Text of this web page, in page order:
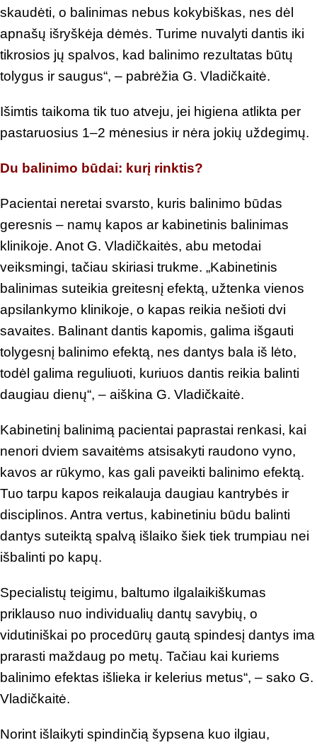
skaudėti, o balinimas nebus kokybiškas, nes dėl
apnašų išryškėja dėmės. Turime nuvalyti dantis iki
tikrosios jų spalvos, kad balinimo rezultatas būtų
tolygus ir saugus“, – pabrėžia G. Vladičkaitė.
Išimtis taikoma tik tuo atveju, jei higiena atlikta per
pastaruosius 1–2 mėnesius ir nėra jokių uždegimų.
Du balinimo būdai: kurį rinktis?
Pacientai neretai svarsto, kuris balinimo būdas
geresnis – namų kapos ar kabinetinis balinimas
klinikoje. Anot G. Vladičkaitės, abu metodai
veiksmingi, tačiau skiriasi trukme. „Kabinetinis
balinimas suteikia greitesnį efektą, užtenka vienos
apsilankymo klinikoje, o kapas reikia nešioti dvi
savaites. Balinant dantis kapomis, galima išgauti
tolygesnį balinimo efektą, nes dantys bala iš lėto,
todėl galima reguliuoti, kuriuos dantis reikia balinti
daugiau dienų“, – aiškina G. Vladičkaitė.
Kabinetinį balinimą pacientai paprastai renkasi, kai
nenori dviem savaitėms atsisakyti raudono vyno,
kavos ar rūkymo, kas gali paveikti balinimo efektą.
Tuo tarpu kapos reikalauja daugiau kantrybės ir
disciplinos. Antra vertus, kabinetiniu būdu balinti
dantys suteiktą spalvą išlaiko šiek tiek trumpiau nei
išbalinti po kapų.
Specialistų teigimu, baltumo ilgalaikiškumas
priklauso nuo individualių dantų savybių, o
vidutiniškai po procedūrų gautą spindesį dantys ima
prarasti maždaug po metų. Tačiau kai kuriems
balinimo efektas išlieka ir kelerius metus“, – sako G.
Vladičkaitė.
Norint išlaikyti spindinčią šypsena kuo ilgiau,